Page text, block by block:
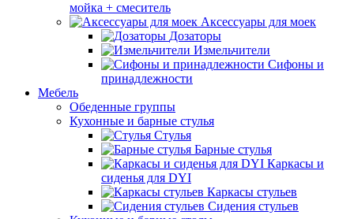
мойка + смеситель
Аксессуары для моек
Дозаторы
Измельчители
Сифоны и
принадлежности
Мебель
Обеденные группы
Кухонные и барные стулья
Стулья
Барные стулья
Каркасы и
сиденья для DYI
Каркасы стульев
Сидения стульев